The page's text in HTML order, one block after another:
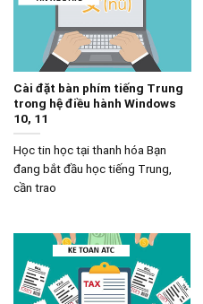
Cài đặt bàn phím tiếng Trung
trong hệ điều hành Windows
10, 11
Học tin học tại thanh hóa Bạn
đang bắt đầu học tiếng Trung,
cần trao